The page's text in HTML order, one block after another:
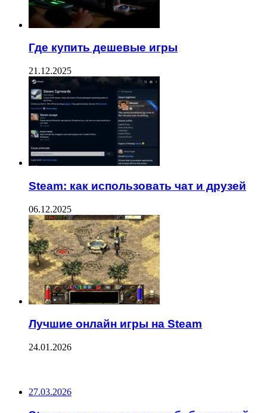
Где купить дешевые игры
21.12.2025
Steam: как использовать чат и друзей
06.12.2025
Лучшие онлайн игры на Steam
24.01.2026
27.03.2026